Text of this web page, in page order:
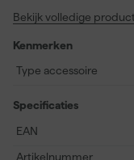
onderscheidt hem
werkt met een
borstelzuigmond
gedetailleerde
Bekijk volledige
Kenmerken
Type accessoire
Specificaties
EAN
Artikelnummer